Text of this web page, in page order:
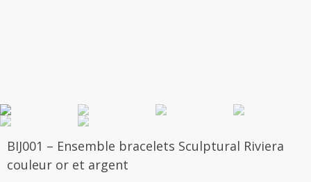
BIJ001 – Ensemble bracelets Sculptural Riviera
couleur or et argent